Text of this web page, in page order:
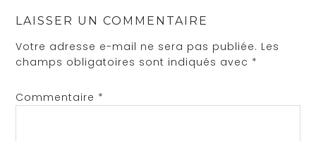
LAISSER UN COMMENTAIRE
Votre adresse e-mail ne sera pas publiée. Les
champs obligatoires sont indiqués avec *
Commentaire *